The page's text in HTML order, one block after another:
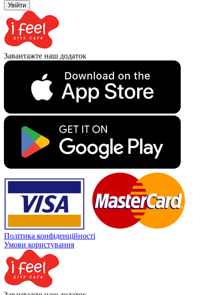
Увійти
Завантажте наш додаток
Політика конфіденційності
Умови користування